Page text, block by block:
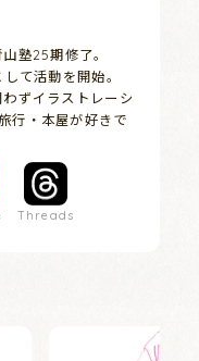
塾25期修了。
て活動を開始。
ずイラストレーシ
行・本屋が好きで
Threads